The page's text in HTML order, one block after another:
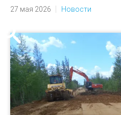
27 мая 2026 Новости